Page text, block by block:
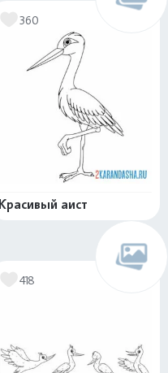
360
Красивый аист
418